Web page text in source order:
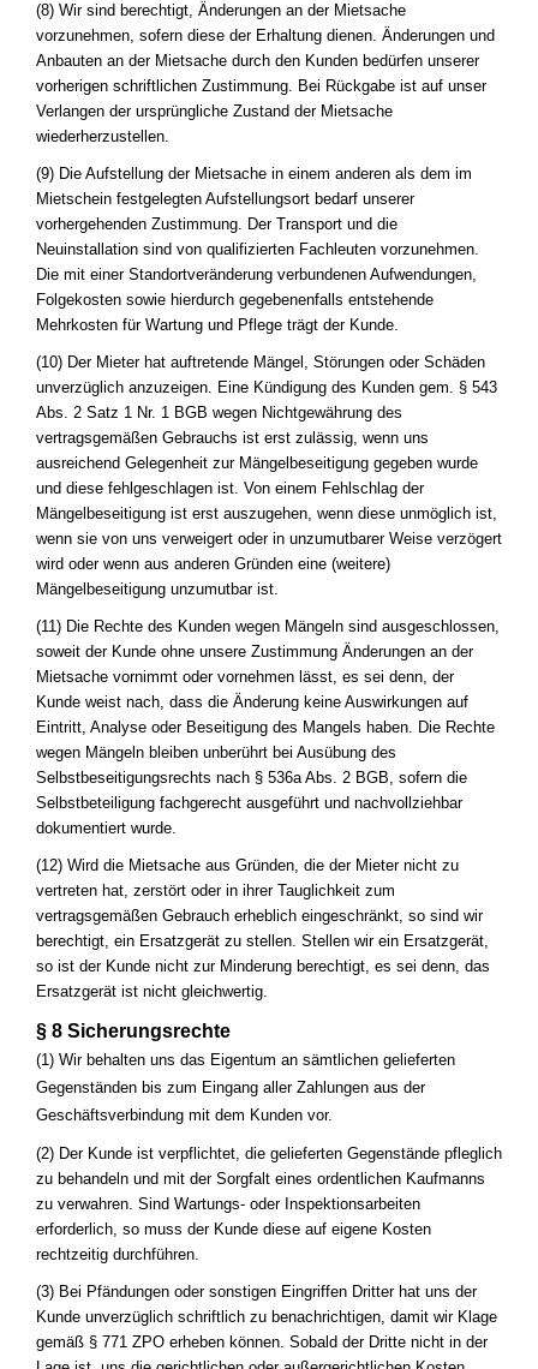
(8) Wir sind berechtigt, Änderungen an der Mietsache
vorzunehmen, sofern diese der Erhaltung dienen. Änderungen und
Anbauten an der Mietsache durch den Kunden bedürfen unserer
vorherigen schriftlichen Zustimmung. Bei Rückgabe ist auf unser
Verlangen der ursprüngliche Zustand der Mietsache
wiederherzustellen.
(9) Die Aufstellung der Mietsache in einem anderen als dem im
Mietschein festgelegten Aufstellungsort bedarf unserer
vorhergehenden Zustimmung. Der Transport und die
Neuinstallation sind von qualifizierten Fachleuten vorzunehmen.
Die mit einer Standortveränderung verbundenen Aufwendungen,
Folgekosten sowie hierdurch gegebenenfalls entstehende
Mehrkosten für Wartung und Pflege trägt der Kunde.
(10) Der Mieter hat auftretende Mängel, Störungen oder Schäden
unverzüglich anzuzeigen. Eine Kündigung des Kunden gem. § 543
Abs. 2 Satz 1 Nr. 1 BGB wegen Nichtgewährung des
vertragsgemäßen Gebrauchs ist erst zulässig, wenn uns
ausreichend Gelegenheit zur Mängelbeseitigung gegeben wurde
und diese fehlgeschlagen ist. Von einem Fehlschlag der
Mängelbeseitigung ist erst auszugehen, wenn diese unmöglich ist,
wenn sie von uns verweigert oder in unzumutbarer Weise verzögert
wird oder wenn aus anderen Gründen eine (weitere)
Mängelbeseitigung unzumutbar ist.
(11) Die Rechte des Kunden wegen Mängeln sind ausgeschlossen,
soweit der Kunde ohne unsere Zustimmung Änderungen an der
Mietsache vornimmt oder vornehmen lässt, es sei denn, der
Kunde weist nach, dass die Änderung keine Auswirkungen auf
Eintritt, Analyse oder Beseitigung des Mangels haben. Die Rechte
wegen Mängeln bleiben unberührt bei Ausübung des
Selbstbeseitigungsrechts nach § 536a Abs. 2 BGB, sofern die
Selbstbeteiligung fachgerecht ausgeführt und nachvollziehbar
dokumentiert wurde.
(12) Wird die Mietsache aus Gründen, die der Mieter nicht zu
vertreten hat, zerstört oder in ihrer Tauglichkeit zum
vertragsgemäßen Gebrauch erheblich eingeschränkt, so sind wir
berechtigt, ein Ersatzgerät zu stellen. Stellen wir ein Ersatzgerät,
so ist der Kunde nicht zur Minderung berechtigt, es sei denn, das
Ersatzgerät ist nicht gleichwertig.
§ 8 Sicherungsrechte
(1) Wir behalten uns das Eigentum an sämtlichen gelieferten
Gegenständen bis zum Eingang aller Zahlungen aus der
Geschäftsverbindung mit dem Kunden vor.
(2) Der Kunde ist verpflichtet, die gelieferten Gegenstände pfleglich
zu behandeln und mit der Sorgfalt eines ordentlichen Kaufmanns
zu verwahren. Sind Wartungs- oder Inspektionsarbeiten
erforderlich, so muss der Kunde diese auf eigene Kosten
rechtzeitig durchführen.
(3) Bei Pfändungen oder sonstigen Eingriffen Dritter hat uns der
Kunde unverzüglich schriftlich zu benachrichtigen, damit wir Klage
gemäß § 771 ZPO erheben können. Sobald der Dritte nicht in der